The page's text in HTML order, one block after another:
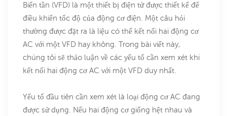
Biến tần (VFD) là một thiết bị điện tử được thiết kế để
điều khiển tốc độ của động cơ điện. Một câu hỏi
thường được đặt ra là liệu có thể kết nối hai động cơ
AC với một VFD hay không. Trong bài viết này,
chúng tôi sẽ thảo luận về các yếu tố cần xem xét khi
kết nối hai động cơ AC với một VFD duy nhất.
Yếu tố đầu tiên cần xem xét là loại động cơ AC đang
được sử dụng. Nếu hai động cơ giống hệt nhau và